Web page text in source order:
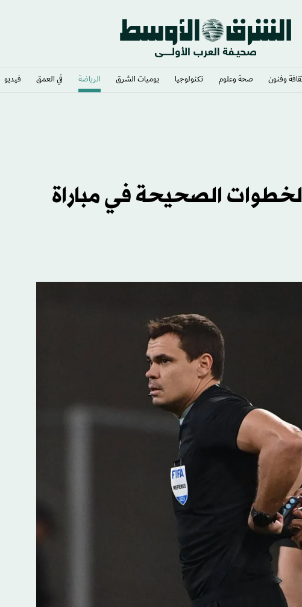
وفنون صحة وعلوم تكنولوجيا يوميات الشرق​ الرياضة في العمق فيديو
الخطوات الصحيحة في مباراة